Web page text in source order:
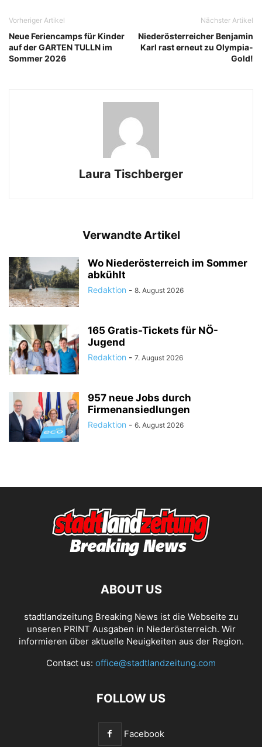
Vorheriger Artikel
Neue Feriencamps für Kinder
auf der GARTEN TULLN im
Sommer 2026
Nächster Artikel
Niederösterreicher Benjamin
Karl rast erneut zu Olympia-
Gold!
Laura Tischberger
Verwandte Artikel
Wo Niederösterreich im Sommer
abkühlt
Redaktion - 8. August 2026
165 Gratis-Tickets für NÖ-
Jugend
Redaktion - 7. August 2026
957 neue Jobs durch
Firmenansiedlungen
Redaktion - 6. August 2026
ABOUT US
stadtlandzeitung Breaking News ist die Webseite zu
unseren PRINT Ausgaben in Niederösterreich. Wir
informieren über aktuelle Neuigkeiten aus der Region.
Contact us: office@stadtlandzeitung.com
FOLLOW US
Facebook